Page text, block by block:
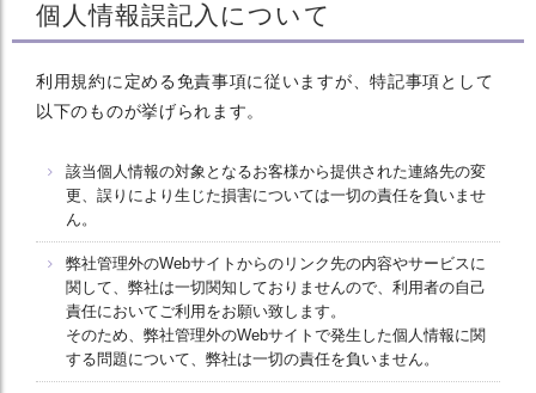
個人情報誤記入について
利用規約に定める免責事項に従いますが、特記事項として
以下のものが挙げられます。
該当個人情報の対象となるお客様から提供された連絡先の変
更、誤りにより生じた損害については一切の責任を負いませ
ん。
弊社管理外のWebサイトからのリンク先の内容やサービスに
関して、弊社は一切関知しておりませんので、利用者の自己
責任においてご利用をお願い致します。
そのため、弊社管理外のWebサイトで発生した個人情報に関
する問題について、弊社は一切の責任を負いません。